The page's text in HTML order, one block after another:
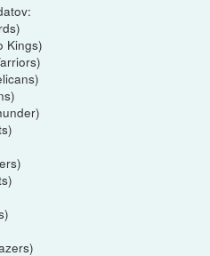
Kings)